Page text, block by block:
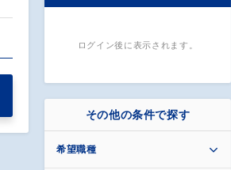
ログイン後に表示されます。
その他の条件で探す
希望職種